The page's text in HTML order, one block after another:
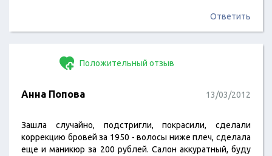
Ответить
Положительный отзыв
Анна Попова 13/03/2012
Зашла случайно, подстригли, покрасили, сделали
коррекцию бровей за 1950 - волосы ниже плеч, сделала
еще и маникюр за 200 рублей. Салон аккуратный, буду